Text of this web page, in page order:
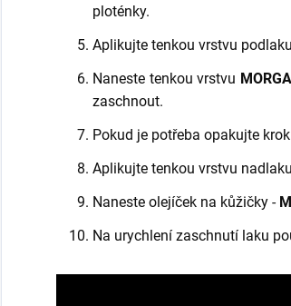
ploténky.
Aplikujte tenkou vrstvu podlaku
Naneste tenkou vrstvu
zaschnout.
Pokud je potřeba opakujte
Aplikujte tenkou vrstvu nadlaku
Naneste olejíček na kůžičky -
Na urychlení zaschnutí laku